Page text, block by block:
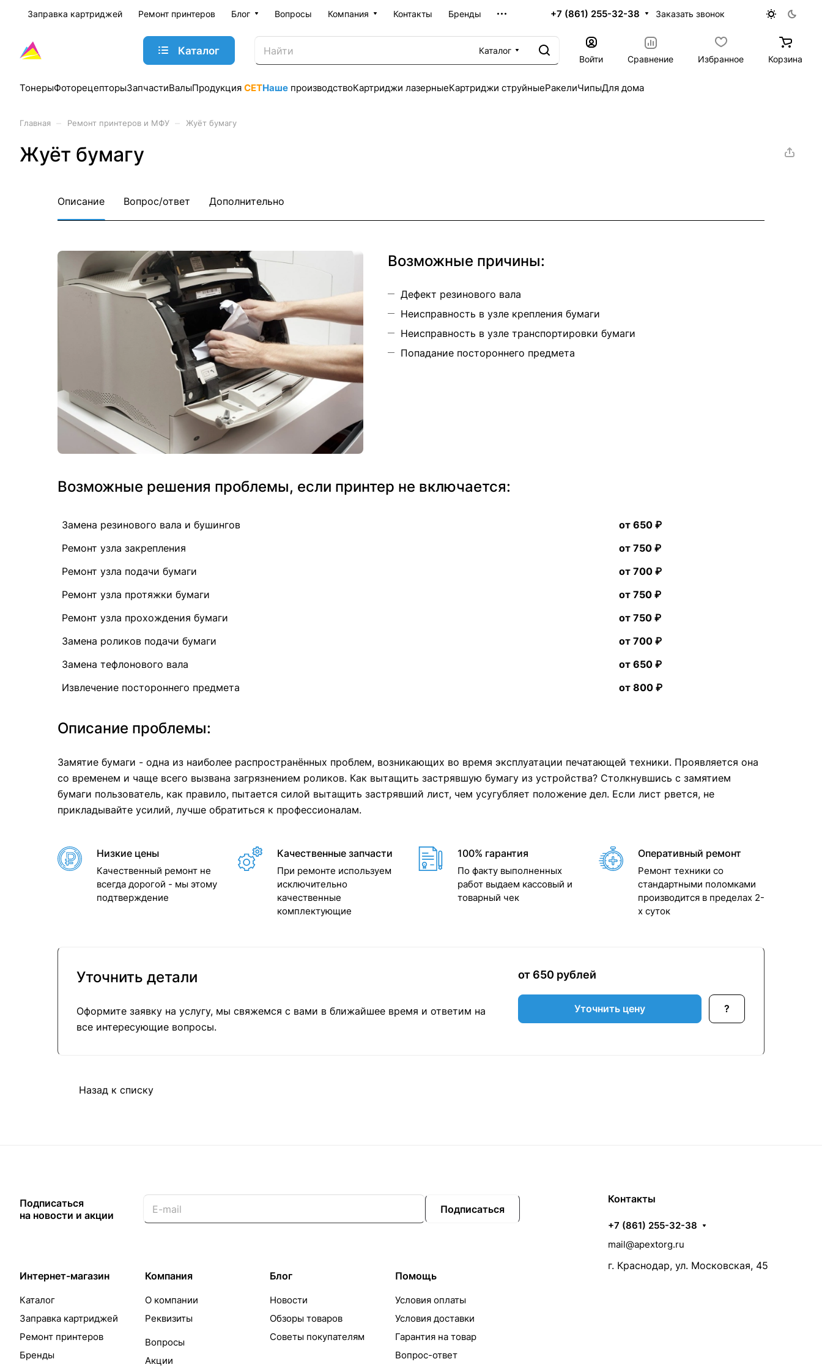
Заправка картриджей Ремонт принтеров Блог Вопросы Компания Контакты Бренды +7 (861) 255-32-38 Заказать звонок
Каталог
Каталог
Войти
Сравнение Избранное Корзина
ТонерыФоторецепторыЗапчастиВалыПродукция CETНаше производствоКартриджи лазерныеКартриджи струйныеРакелиЧипыДля дома
Главная Ремонт принтеров и МФУ Жуёт бумагу
Жуёт бумагу
Описание Вопрос/ответ Дополнительно
Возможные причины:
Дефект резинового вала
Неисправность в узле крепления бумаги
Неисправность в узле транспортировки бумаги
Попадание постороннего предмета
Возможные решения проблемы, если принтер не включается:
Замена резинового вала и бушингов
от 650 ₽
Ремонт узла закрепления
от 750 ₽
Ремонт узла подачи бумаги
от 700 ₽
Ремонт узла протяжки бумаги
от 750 ₽
Ремонт узла прохождения бумаги
от 750 ₽
Замена роликов подачи бумаги
от 700 ₽
Замена тефлонового вала
от 650 ₽
Извлечение постороннего предмета
от 800 ₽
Описание проблемы:
Замятие бумаги - одна из наиболее распространённых проблем, возникающих во время эксплуатации печатающей техники. Проявляется она
со временем и чаще всего вызвана загрязнением роликов. Как вытащить застрявшую бумагу из устройства? Столкнувшись с замятием
бумаги пользователь, как правило, пытается силой вытащить застрявший лист, чем усугубляет положение дел. Если лист рвется, не
прикладывайте усилий, лучше обратиться к профессионалам.
Низкие цены
Качественный ремонт не
всегда дорогой - мы этому
подтверждение
Качественные запчасти
При ремонте используем
исключительно
качественные
комплектующие
100% гарантия
По факту выполненных
работ выдаем кассовый и
товарный чек
Оперативный ремонт
Ремонт техники со
стандартными поломками
производится в пределах 2-
x суток
Уточнить детали
Оформите заявку на услугу, мы свяжемся с вами в ближайшее время и ответим на
все интересующие вопросы.
от 650 рублей
Уточнить цену ?
Назад к списку
Подписаться
на новости и акции
Подписаться
Интернет-магазин
Каталог
Заправка картриджей
Ремонт принтеров
Бренды
Компания
О компании
Реквизиты
Вопросы
Акции
Блог
Новости
Обзоры товаров
Советы покупателям
Помощь
Условия оплаты
Условия доставки
Гарантия на товар
Вопрос-ответ
Контакты
+7 (861) 255-32-38
mail@apextorg.ru
г. Краснодар, ул. Московская, 45